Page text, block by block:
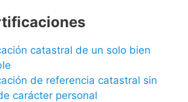
catastral de un solo bien
de referencia catastral sin
carácter personal